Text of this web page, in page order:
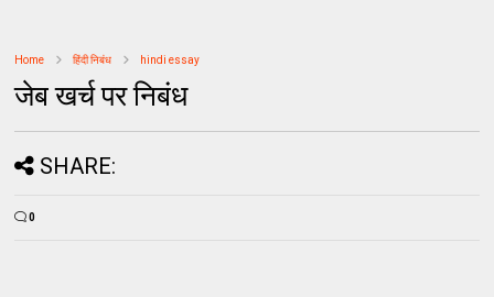
Home हिंदी निबंध hindi essay
जेब खर्च पर निबंध
SHARE:
0